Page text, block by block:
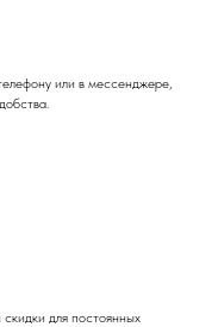
или в мессенджере,
для постоянных